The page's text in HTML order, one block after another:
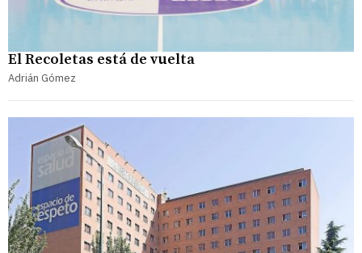
El Recoletas está de vuelta
Adrián Gómez